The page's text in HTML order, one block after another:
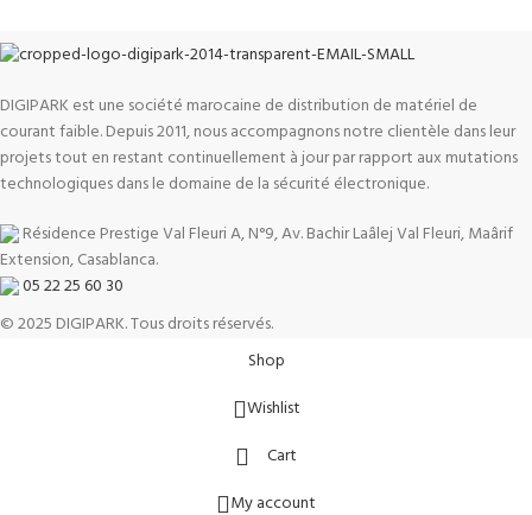
DIGIPARK est une société marocaine de distribution de matériel de
courant faible. Depuis 2011, nous accompagnons notre clientèle dans leur
projets tout en restant continuellement à jour par rapport aux mutations
technologiques dans le domaine de la sécurité électronique.
Résidence Prestige Val Fleuri A, N°9, Av. Bachir Laâlej Val Fleuri, Maârif
Extension, Casablanca.
05 22 25 60 30
© 2025 DIGIPARK. Tous droits réservés.
Shop
Wishlist
Cart
My account